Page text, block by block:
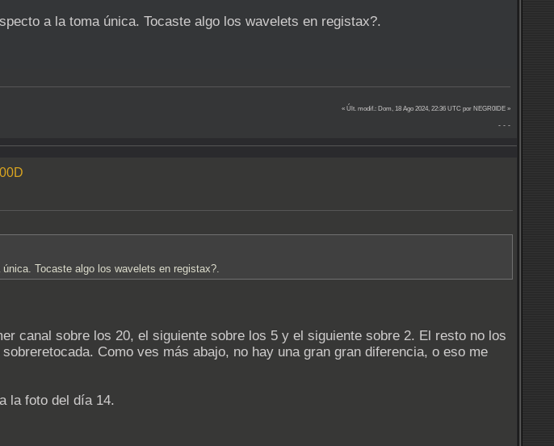
a la toma única. Tocaste algo los wavelets en registax?.
« Últ. modif.: Dom, 18 Ago 2024, 22:36 UTC por NEGR0IDE »
- - -
Tocaste algo los wavelets en registax?.
canal sobre los 20, el siguiente sobre los 5 y el siguiente sobre 2. El resto no los
Como ves más abajo, no hay una gran gran diferencia, o eso me
la foto del día 14.